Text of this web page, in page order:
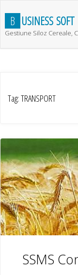
content
B USINESS SOFT
Gestiune Siloz Cereale,
Tag: TRANSPORT
SSMS